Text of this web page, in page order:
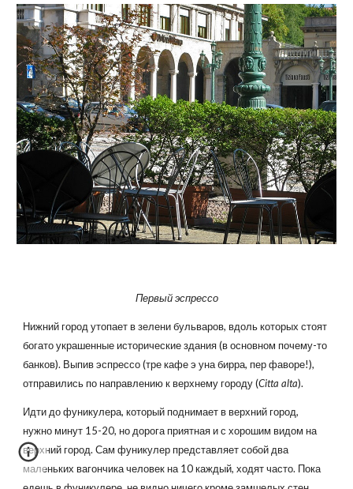
Первый эспрессо
Нижний город утопает в зелени бульваров, вдоль которых стоят
богато украшенные исторические здания (в основном почему-то
банков). Выпив эспрессо (тре кафе э уна бирра, пер фаворе!),
отправились по направлению к верхнему городу (Citta alta).
Идти до фуникулера, который поднимает в верхний город,
нужно минут 15-20, но дорога приятная и с хорошим видом на
верхний город. Сам фуникулер представляет собой два
маленьких вагончика человек на 10 каждый, ходят часто. Пока